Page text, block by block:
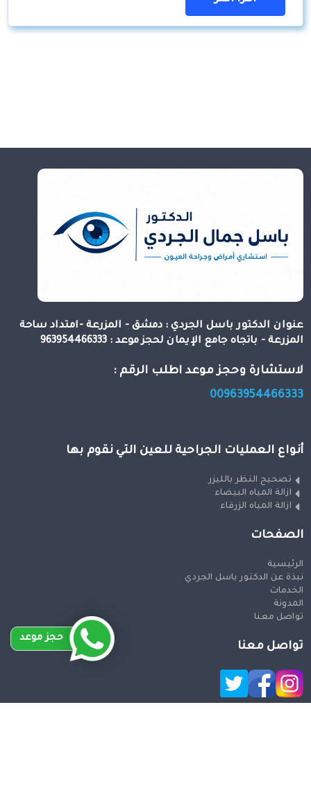
عنوان الدكتور باسل الجردي : دمشق - المزرعة -امتداد ساحة
المزرعة - باتجاه جامع الإيمان لحجز موعد : 963954466333
لاستشارة وحجز موعد اطلب الرقم :
00963954466333
أنواع العمليات الجراحية للعين التي نقوم بها
تصحيح النظر بالليزر
ازالة المياه البيضاء
ازالة المياه الزرقاء
الصفحات
الرئيسية
نبذة عن الدكتور باسل الجردي
الخدمات
المدونة
تواصل معنا
تواصل معنا
حجز موعد